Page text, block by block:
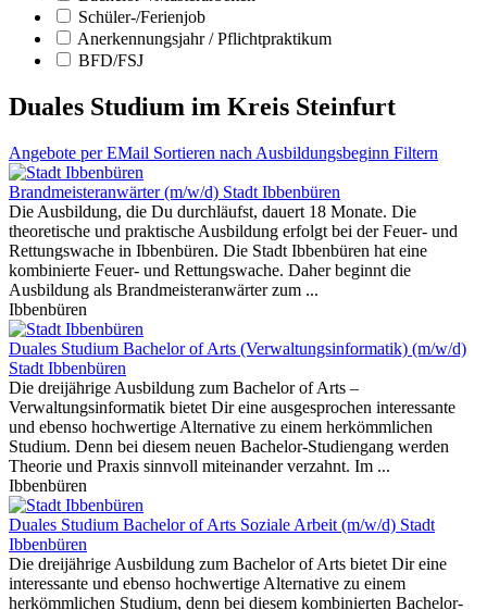
Schüler-/Ferienjob
Anerkennungsjahr / Pflichtpraktikum
BFD/FSJ
Duales Studium im Kreis Steinfurt
Angebote per EMail Sortieren nach Ausbildungsbeginn Filtern
Brandmeisteranwärter (m/w/d) Stadt Ibbenbüren
Die Ausbildung, die Du durchläufst, dauert 18 Monate. Die
theoretische und praktische Ausbildung erfolgt bei der Feuer- und
Rettungswache in Ibbenbüren. Die Stadt Ibbenbüren hat eine
kombinierte Feuer- und Rettungswache. Daher beginnt die
Ausbildung als Brandmeisteranwärter zum ...
Ibbenbüren
Duales Studium Bachelor of Arts (Verwaltungsinformatik) (m/w/d)
Stadt Ibbenbüren
Die dreijährige Ausbildung zum Bachelor of Arts –
Verwaltungsinformatik bietet Dir eine ausgesprochen interessante
und ebenso hochwertige Alternative zu einem herkömmlichen
Studium. Denn bei diesem neuen Bachelor-Studiengang werden
Theorie und Praxis sinnvoll miteinander verzahnt. Im ...
Ibbenbüren
Duales Studium Bachelor of Arts Soziale Arbeit (m/w/d) Stadt
Ibbenbüren
Die dreijährige Ausbildung zum Bachelor of Arts bietet Dir eine
interessante und ebenso hochwertige Alternative zu einem
herkömmlichen Studium, denn bei diesem kombinierten Bachelor-